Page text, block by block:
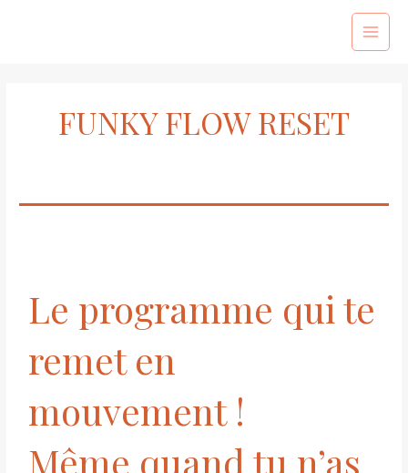
Main
FUNKY FLOW RESET
Le programme qui te
remet en
mouvement !
Même quand tu n’as